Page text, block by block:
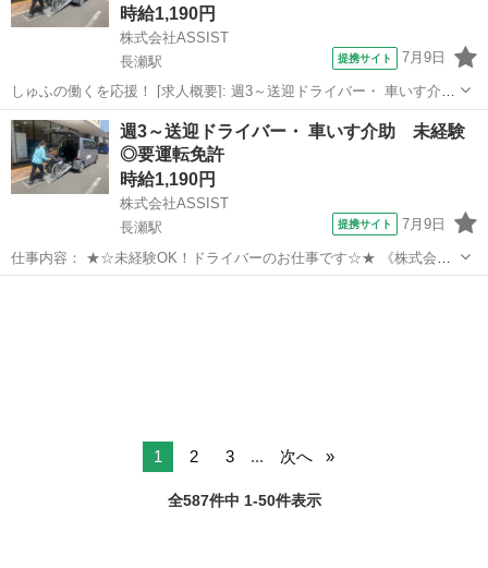
時給1,190円
株式会社ASSIST
長瀬駅
提携サイト 7月9日
しゅふの働くを応援！ [求人概要]: 週3～送迎ドライバー・ 車いす介
助 未経験◎要運転免許 [職種名]: 送迎ドライバー [勤務地・最寄駅]:
大阪府東大阪市長瀬町１−７−７ 【大阪全域と兵庫県で募集中！】 ・
尼崎市...
大阪 東大阪市 長瀬駅 ドライバー
週3～送迎ドライバー・ 車いす介助 未経験
◎要運転免許
時給1,190円
株式会社ASSIST
長瀬駅
提携サイト 7月9日
仕事内容： ★☆未経験OK！ドライバーのお仕事です☆★ 《株式会社
アシスト》は、社会福祉事業や生活に密着する総合サポート企業で
1 2 3 ... 次へ
全587件中 1-50件表示